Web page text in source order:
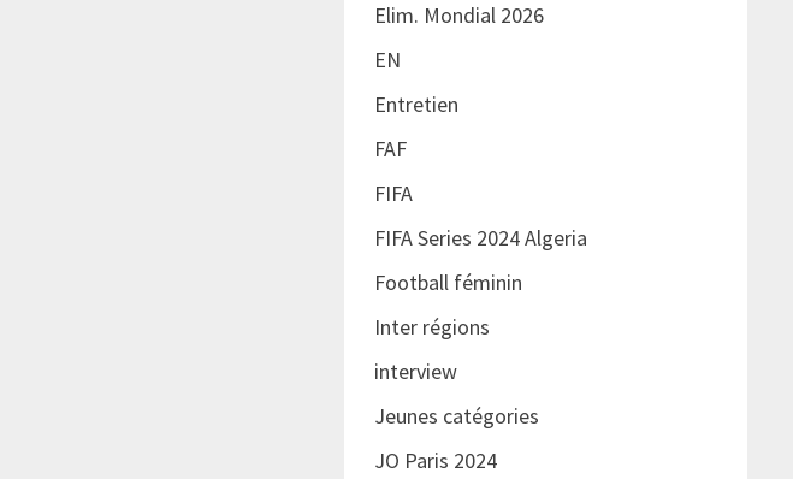
Elim. Mondial 2026
EN
Entretien
FAF
FIFA
FIFA Series 2024 Algeria
Football féminin
Inter régions
interview
Jeunes catégories
JO Paris 2024